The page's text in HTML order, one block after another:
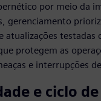
por meio da
gerenciamento
atualizações testadas
protegem as
e interrupções
e ciclo